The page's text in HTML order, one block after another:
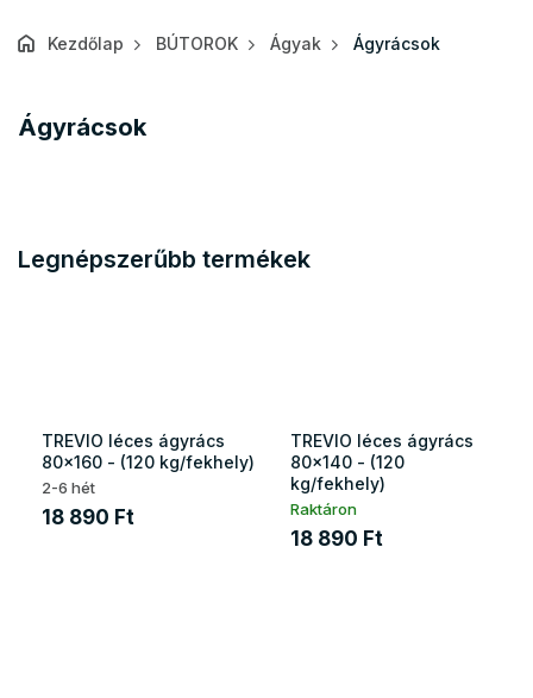
Kezdőlap BÚTOROK Ágyak Ágyrácsok
Ágyrácsok
Legnépszerűbb termékek
TREVIO léces ágyrács
80x160 - (120 kg/fekhely)
2-6 hét
18 890 Ft
TREVIO léces ágyrács
80x140 - (120
kg/fekhely)
Raktáron
18 890 Ft